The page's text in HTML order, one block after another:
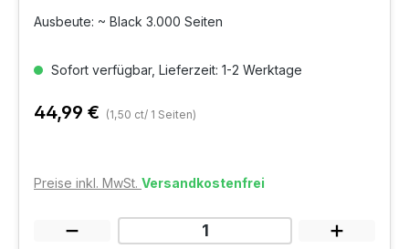
Ausbeute: ~ Black 3.000 Seiten
Sofort verfügbar, Lieferzeit: 1-2 Werktage
44,99 € (1,50 ct/ 1 Seiten)
Preise inkl. MwSt. Versandkostenfrei